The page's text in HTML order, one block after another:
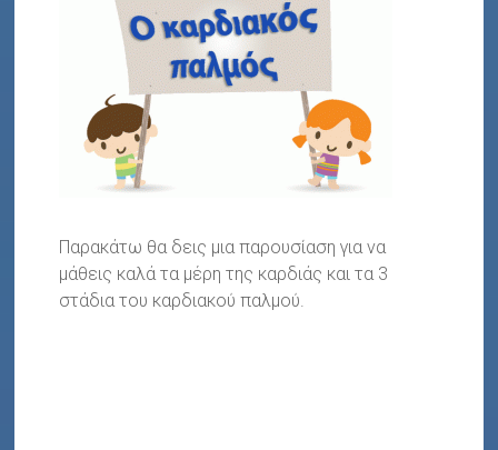
Παρακάτω θα δεις μια παρουσίαση για να
μάθεις καλά τα μέρη της καρδιάς και τα 3
στάδια του καρδιακού παλμού.